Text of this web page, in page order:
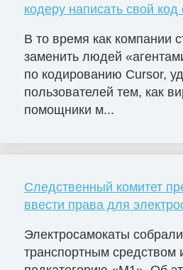
кодеру написать свой код
В то время как компании
заменить людей
по кодированию Cursor,
пользователей тем, как
помощники м...
Следственный комитет
ввести права для
Электросамокаты
транспортным средством